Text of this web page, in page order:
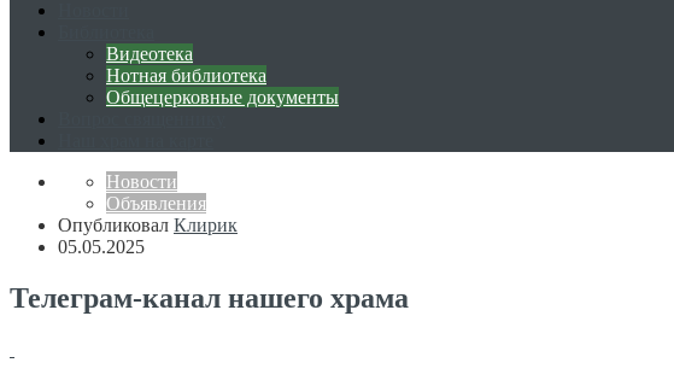
Видеотека
Нотная библиотека
Общецерковные документы
Новости
Объявления
Опубликовал Клирик
05.05.2025
Телеграм-канал нашего храма